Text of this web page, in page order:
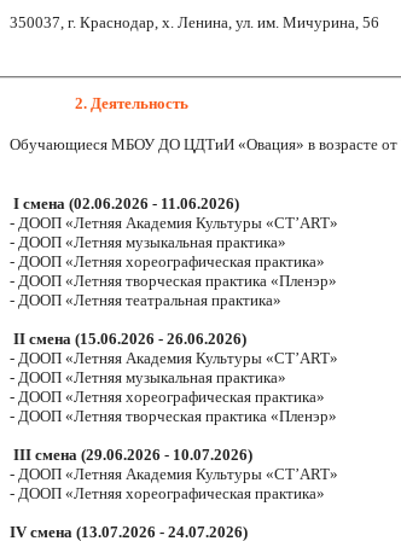
350037, г. Краснодар, х. Ленина, ул. им. Мичурина, 56
2. Деятельность
Обучающиеся МБОУ ДО ЦДТиИ «Овация» в возрасте от
I смена (02.06.2026 - 11.06.2026)
- ДООП «Летняя Академия Культуры «СТ’ART»
- ДООП «Летняя музыкальная практика»
- ДООП «Летняя хореографическая практика»
- ДООП «Летняя творческая практика «Пленэр»
- ДООП «Летняя театральная практика»
II смена (15.06.2026 - 26.06.2026)
- ДООП «Летняя Академия Культуры «СТ’ART»
- ДООП «Летняя музыкальная практика»
- ДООП «Летняя хореографическая практика»
- ДООП «Летняя творческая практика «Пленэр»
III смена (29.06.2026 - 10.07.2026)
- ДООП «Летняя Академия Культуры «СТ’ART»
- ДООП «Летняя хореографическая практика»
IV смена (13.07.2026 - 24.07.2026)